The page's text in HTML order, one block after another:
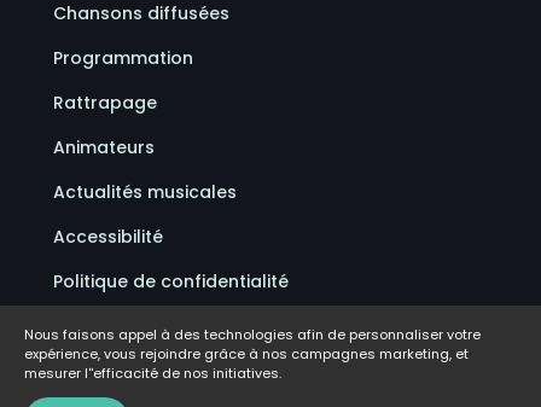
Chansons diffusées
Programmation
Rattrapage
Animateurs
Actualités musicales
Accessibilité
Politique de confidentialité
Conditions d'utilisation
FAQ
Nous faisons appel à des technologies afin de personnaliser votre
expérience, vous rejoindre grâce à nos campagnes marketing, et
mesurer l''efficacité de nos initiatives.